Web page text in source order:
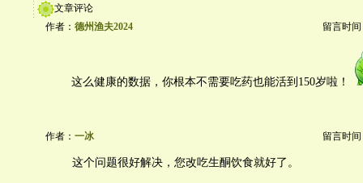
文章评论
作者： 德州渔夫2024 留言时间
这么健康的数据，你根本不需要吃药也能活到150岁啦！
作者： 一冰 留言时间
这个问题很好解决，您改吃生酮饮食就好了。